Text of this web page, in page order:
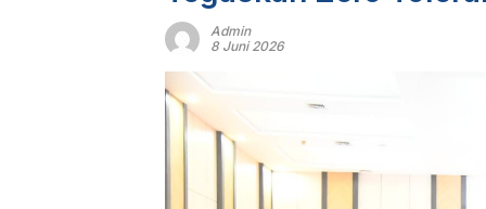
Admin
8 Juni 2026